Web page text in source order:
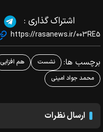
اشتراک گذاری :
https://rasanews.ir/003RE5
برچسب ها: نشست هم افزایی
محمد جواد امینی
ارسال نظرات